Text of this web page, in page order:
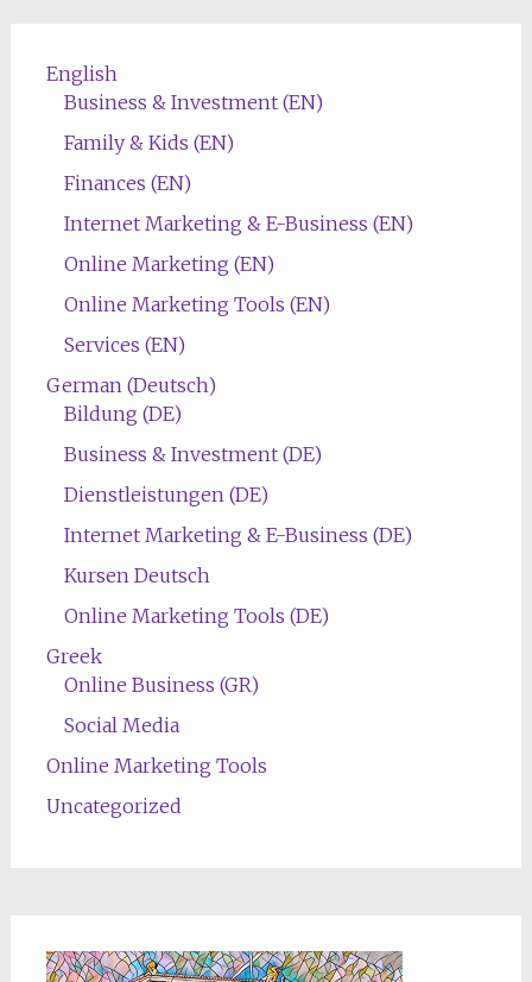
English
Business & Investment (EN)
Family & Kids (EN)
Finances (EN)
Internet Marketing & E-Business (EN)
Online Marketing (EN)
Online Marketing Tools (EN)
Services (EN)
German (Deutsch)
Bildung (DE)
Business & Investment (DE)
Dienstleistungen (DE)
Internet Marketing & E-Business (DE)
Kursen Deutsch
Online Marketing Tools (DE)
Greek
Online Business (GR)
Social Media
Online Marketing Tools
Uncategorized